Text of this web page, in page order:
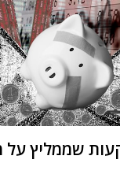
שממליץ על